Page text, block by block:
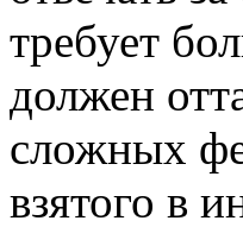
требует
должен
сложных
взятого в